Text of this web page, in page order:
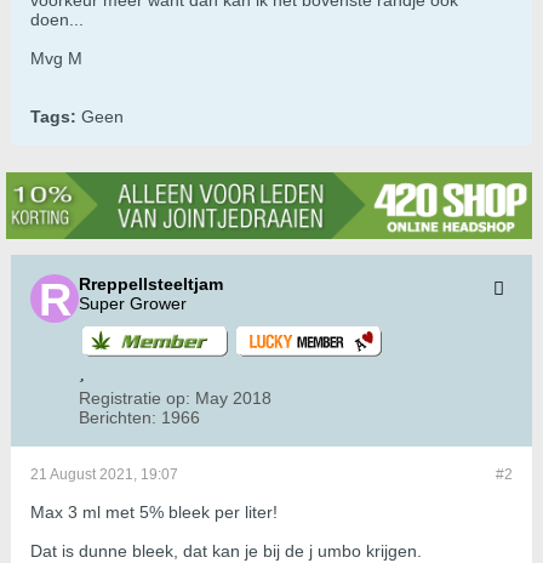
doen...
Mvg M
Tags: Geen
Rreppellsteeltjam
Super Grower
Registratie op: May 2018
Berichten: 1966
#2
21 August 2021, 19:07
Max 3 ml met 5% bleek per liter!
Dat is dunne bleek, dat kan je bij de j umbo krijgen.